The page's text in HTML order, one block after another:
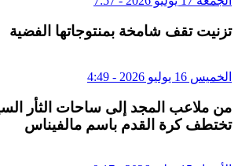
تزنيت تقف شامخة بمنتوجاتها الفضية
الخميس 16 يوليو 2026 - 4:49
من ملاعب المجد إلى ساحات الثأر
تختطف كرة القدم باسم مالفيناس